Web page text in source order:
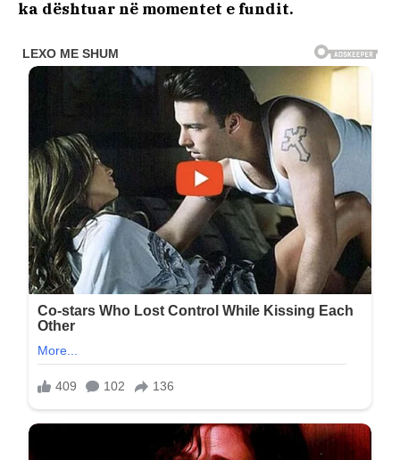
ka dështuar në momentet e fundit.